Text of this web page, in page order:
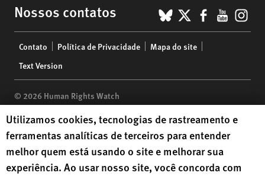
Nossos contatos BlueSky
X
menu
Contato Política de Privacidade
Mapa do site
Text Version
© 2026 Human Rights Watch
Human Rights Watch| 350 Fifth Avenue, 34th Floor | New York,
10118-3299USA|t1.212.290.4700
Human Rights Watch is a 501(C)(3) nonprofit registered in the US
under EIN: 13-2875808
Human Rights Watch cookie preferences
Utilizamos cookies, tecnologias de rastreamento e
ferramentas analíticas de terceiros para entender
melhor quem está usando o site e melhorar sua
experiência. Ao usar nosso site, você concorda com